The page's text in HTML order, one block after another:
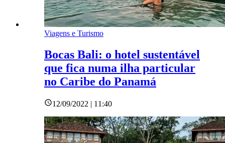
Viagens e Turismo
Bocas Bali: o hotel sustentável
que fica numa ilha particular
no Caribe do Panamá
12/09/2022 | 11:40